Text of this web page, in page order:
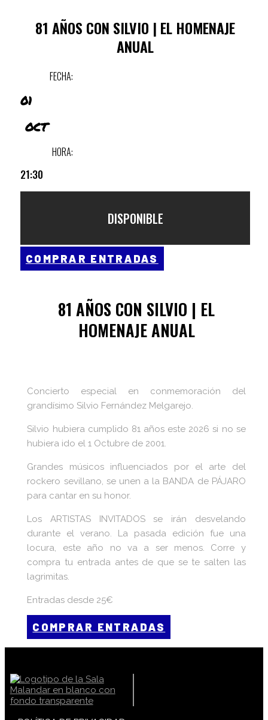
81 AÑOS CON SILVIO | EL HOMENAJE
ANUAL
FECHA:
01
OCT
HORA:
21:30
DISPONIBLE
COMPRAR ENTRADAS
81 AÑOS CON SILVIO | EL
HOMENAJE ANUAL
Concierto especial en conmemoración del
grandísimo Silvio Fernández Melgarejo.
Silvio hubiera cumplido 81 años este 2026 si no se
hubiera ido el 1 Octubre de 2001.
Grandes músicos influenciados por el arte del
rockero sevillano, se unen a la BANDA de PÁJARO
para cantar en su honor.
Los ARTISTAS INVITADOS se irán desvelando
durante el verano. La pasada edición fue una
locura, este año no va a ser menos. Corre y
compra tu entrada antes de que se te salten las
lagrimitas.
Entradas desde 25€
COMPRAR ENTRADAS